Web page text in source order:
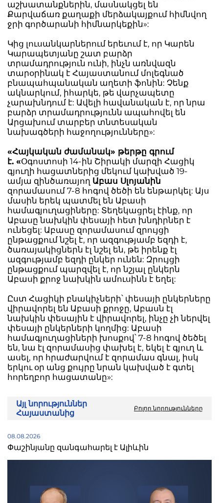
աշխատանքներին, մասնակցել են
Քարվաճառ քաղաքի մերձակայքում հիմնվող
ջրի գործարանի հիմնարկեքին»:
Կից լուսանկարներում երեւում է, որ Կարեն
Կարապետյանը շատ բարձր
տրամադրություն ունի, ինչն առնվազն
տարօրինակ է Հայաստանում մոլեգնած
բնապահպանական աղետի ֆոնին: Չենք
ակնարկում, իհարկե, թե վարչապետը
չարախնդում է: Ավելի հավանական է, որ նրա
բարձր տրամադրությունն ապահովել են
Արցախում տարբեր տնտեսական
նախագծերի հաջողությունները»:
«Հայկական ժամանակ» թերթը գրում
է. «Օգոստոսի 14-ին Շիրակի մարզի Հացիկ
գյուղի հացատներից մեկում կախված 19-
ամյա զինծառայող Աբաս Սլոյանին
զորամասում 7-8 հոգով ծեծի են ենթարկել: Այս
մասին երեկ պատմել են Աբասի
համագյուղացիները: Տեղեկացրել էինք, որ
Աբասը նախկին փեսայի հետ խնդիրներ է
ունեցել: Աբասը զորամասում զրույցի
ընթացքում նշել է, որ ազգությամբ եզդի է,
ծառայակիցներն էլ նշել են, թե իրենք էլ
ազգությամբ եզդի ընկեր ունեն: Զրույցի
ընթացքում պարզվել է, որ նշյալ ընկերն
Աբասի քրոջ նախկին ամուսինն է եղել:
Ըստ Հացիկի բնակիչների՝ փեսայի ընկերները
վիրավորել են Աբասի քրոջը, Աբասն էլ
նախկին փեսային է վիրավորել, ինչը չի ներվել
փեսայի ընկերների կողմից: Աբասի
համագյուղացիների խոսքով՝ 7-8 հոգով ծեծել
են, նա էլ զորամասից փախել է, եկել է գյուղ և
ասել, որ հրաժարվում է զորամաս գնալ, իսկ
երկու օր անց քույրը նրան կախված է գտել
հորեղբոր հացատանը»:
Այլ նորություններ
Հայաստանից
Բոլոր նորությունները
08.08.2026
Փաշինյանը զանգահարել է Ալիևին